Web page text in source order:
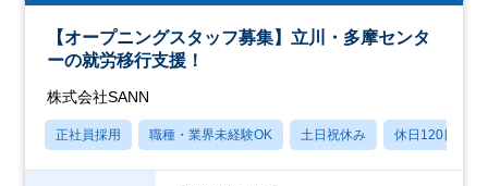
【オープニングスタッフ募集】立川・多摩センタ
ーの就労移行支援！
株式会社SANN
正社員採用 職種・業界未経験OK 土日祝休み 休日120日以上